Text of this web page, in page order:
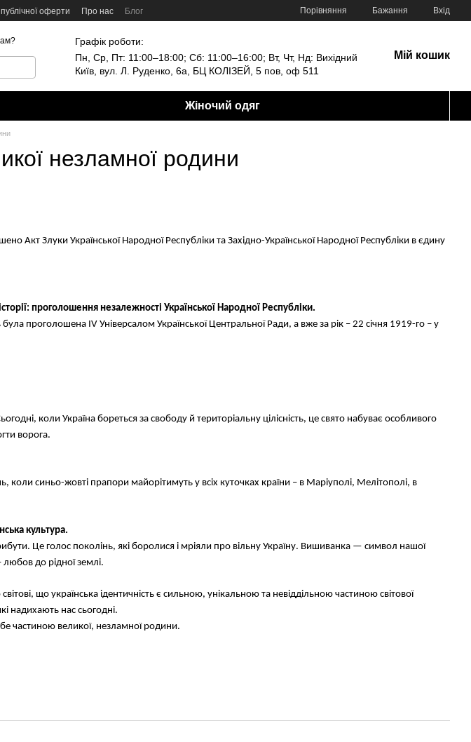
оферти Про нас Блог Порівняння Бажання Вхід
Графік роботи:
Пн, Ср, Пт: 11:00–18:00; Сб: 11:00–16:00; Вт, Чт, Нд: Вихідний
Київ, вул. Л. Руденко, 6а, БЦ КОЛІЗЕЙ, 5 пов, оф 511
Мій кошик
Жіночий одяг
незламної родини
Акт Злуки Української Народної Республіки та Західно-Української Народної Республіки в єдину
проголошення незалежності Української Народної Республіки.
була проголошена IV Універсалом Української Центральної Ради, а вже за рік – 22 січня 1919-го – у
коли Україна бореться за свободу й територіальну цілісність, це свято набуває особливого
ворога.
синьо-жовті прапори майорітимуть у всіх куточках країни – в Маріуполі, Мелітополі, в
культура.
Це голос поколінь, які боролися і мріяли про вільну Україну. Вишиванка — символ нашої
любов до рідної землі.
що українська ідентичність є сильною, унікальною та невіддільною частиною світової
надихають нас сьогодні.
частиною великої, незламної родини.